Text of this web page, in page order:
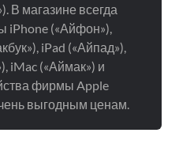
В магазине всегда
iPhone («Айфон»),
iPad («Айпад»),
iMac («Аймак») и
фирмы Apple
выгодным ценам.